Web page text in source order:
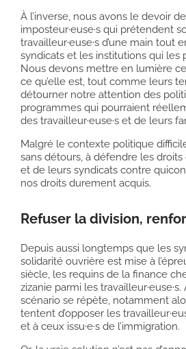
À l’inverse, nous avons le devoir
imposteur·euse·s qui prétendent
travailleur·euse·s d’une main tout
syndicats et les institutions qui les
Nous devons mettre en lumière
ce qu’elle est, tout comme leurs
détourner notre attention des
programmes qui pourraient
des travailleur·euse·s et de leurs
Malgré le contexte politique
sans détours, à défendre les droits
et de leurs syndicats contre
nos droits durement acquis.
Refuser la division,
Depuis aussi longtemps que les
solidarité ouvrière est mise à
siècle, les requins de la finance
zizanie parmi les travailleur·euse·s.
scénario se répète, notamment
tentent d’opposer les
et à ceux issu·e·s de l’immigration.